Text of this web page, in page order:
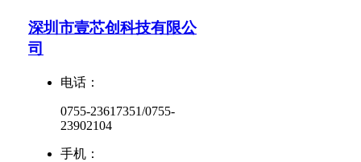
深圳市壹芯创科技有限公
司
电话：
0755-23617351/0755-
23902104
手机：